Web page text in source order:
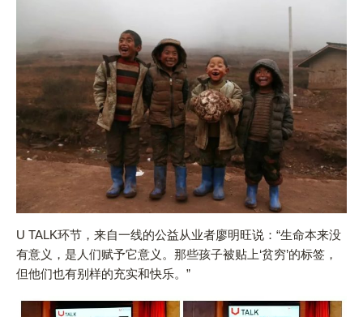
U TALK环节，来自一线的公益从业者廖明旺说：“生命本来没
有意义，是人们赋予它意义。那些孩子被贴上‘贫穷’的标签，
但他们也有别样的充实和快乐。”